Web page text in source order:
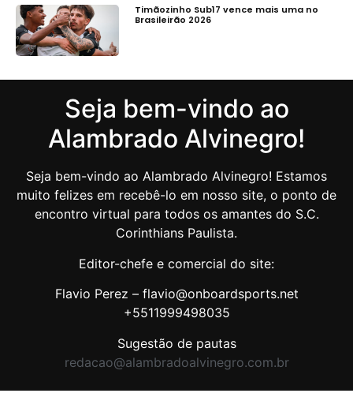
Timãozinho Sub17 vence mais uma no
Brasileirão 2026
Seja bem-vindo ao
Alambrado Alvinegro!
Seja bem-vindo ao Alambrado Alvinegro! Estamos
muito felizes em recebê-lo em nosso site, o ponto de
encontro virtual para todos os amantes do S.C.
Corinthians Paulista.
Editor-chefe e comercial do site:
Flavio Perez – flavio@onboardsports.net
+5511999498035
Sugestão de pautas
redacao@alambradoalvinegro.com.br